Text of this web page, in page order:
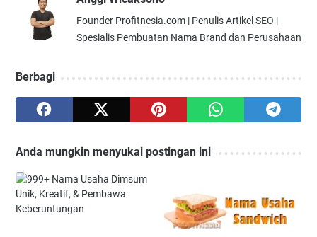
Founder Profitnesia.com | Penulis Artikel SEO |
Spesialis Pembuatan Nama Brand dan Perusahaan
Berbagi
Anda mungkin menyukai postingan ini